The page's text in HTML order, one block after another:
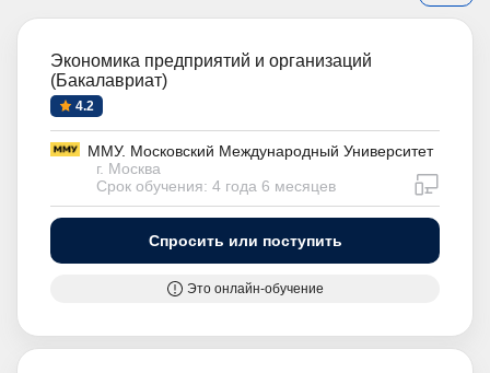
Экономика предприятий и организаций
(Бакалавриат)
4.2
ММУ. Московский Международный Университет
г. Москва
Срок обучения: 4 года 6 месяцев
Спросить или поступить
Это онлайн-обучение